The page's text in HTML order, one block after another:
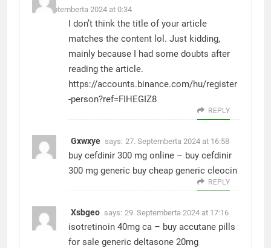
27. Septemberta 2024 at 0:34
I don’t think the title of your article
matches the content lol. Just kidding,
mainly because I had some doubts after
reading the article.
https://accounts.binance.com/hu/register
-person?ref=FIHEGIZ8
REPLY
Gxwxye says: 27. Septemberta 2024 at 16:58
buy cefdinir 300 mg online – buy cefdinir
300 mg generic buy cheap generic cleocin
REPLY
Xsbgeo says: 29. Septemberta 2024 at 17:16
isotretinoin 40mg ca – buy accutane pills
for sale generic deltasone 20mg